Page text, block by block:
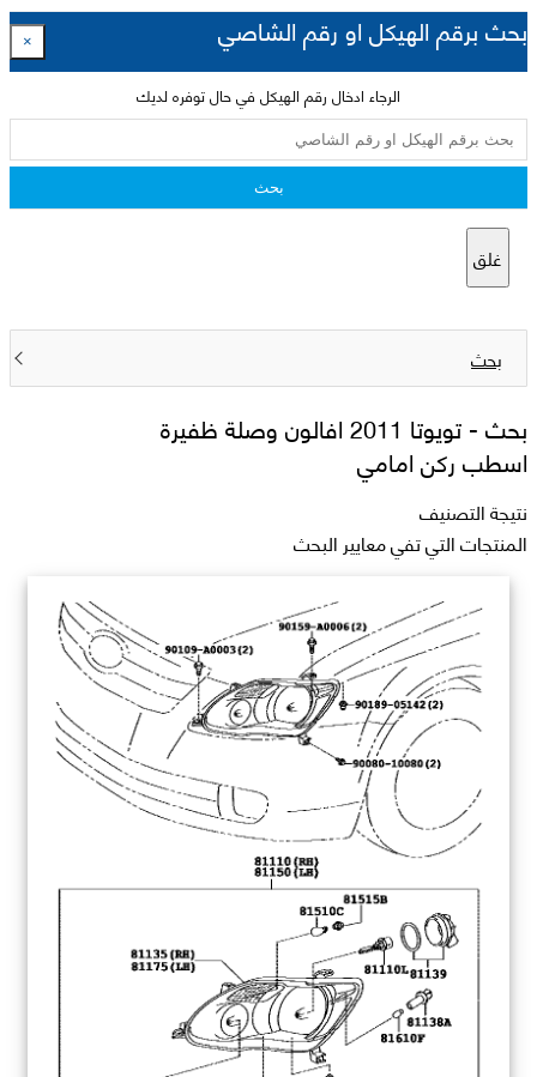
بحث برقم الهيكل او رقم الشاصي ×
الرجاء ادخال رقم الهيكل في حال توفره لديك
بحث
غلق
بحث
بحث - تويوتا 2011 افالون وصلة ظفيرة
اسطب ركن امامي
نتيجة التصنيف
المنتجات التي تفي معايير البحث